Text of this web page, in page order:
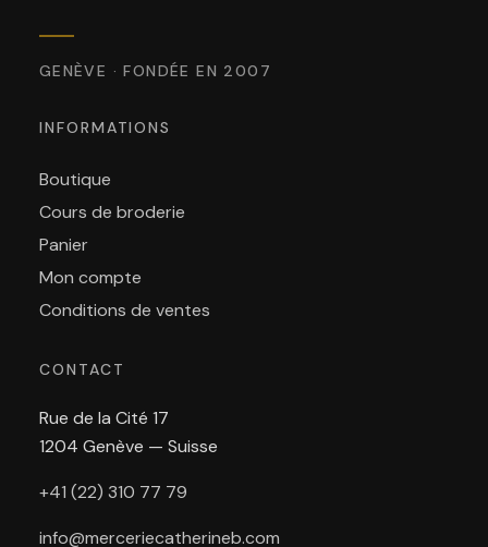
GENÈVE · FONDÉE EN 2007
INFORMATIONS
Boutique
Cours de broderie
Panier
Mon compte
Conditions de ventes
CONTACT
Rue de la Cité 17
1204 Genève — Suisse
+41 (22) 310 77 79
info@merceriecatherineb.com